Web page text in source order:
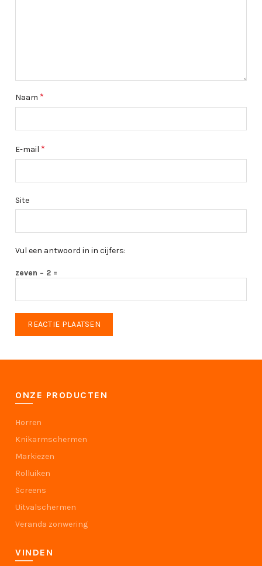
Naam *
E-mail *
Site
Vul een antwoord in in cijfers:
zeven − 2 =
ONZE PRODUCTEN
Horren
Knikarmschermen
Markiezen
Rolluiken
Screens
Uitvalschermen
Veranda zonwering
VINDEN